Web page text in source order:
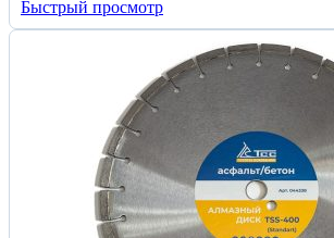
Быстрый просмотр